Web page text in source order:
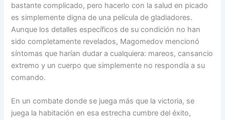
bastante complicado, pero hacerlo con la salud en picado
es simplemente digna de una película de gladiadores.
Aunque los detalles específicos de su condición no han
sido completamente revelados, Magomedov mencionó
síntomas que harían dudar a cualquiera: mareos, cansancio
extremo y un cuerpo que simplemente no respondía a su
comando.
En un combate donde se juega más que la victoria, se
juega la habitación en esa estrecha cumbre del éxito,